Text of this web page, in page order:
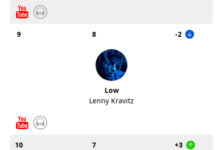
9 8 -2
Low
Lenny Kravitz
10 7 +3